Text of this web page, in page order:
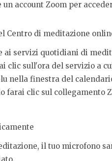
un account Zoom per
Centro di meditazione
ai servizi quotidiani di
clic sull'ora del servizio a
nella finestra del
farai clic sul collegamento
il tuo microfono